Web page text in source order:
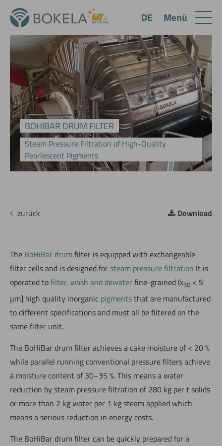
BOHIBAR DRUM FILTER
Steam Pressure Filtration of High-Quality
Pearlescent Pigments
Download
zurück
The BoHiBar drumfilter is equipped with exchangeable
filter cells and is designed forsteam pressure filtration It is
operated tofilter, wash and dewaterfine-grained (x50 < 5
µm] high quality inorganic pigmentsthat are manufactured
to different specifications and must all be filtered on the
same filter unit.
The BoHiBar drum filter achieves a cake moisture of < 20 %
while parallel running conventional pressure filters achieve
a moisture content of 30–35 %. This means a water
reduction by steam pressure filtration of 280 kg per t solids
or more than 2 kg water per 1 kg steam applied which
means a serious reduction in energy costs.
The BoHiBar drum filter can be quickly prepared for a
Menü
DE